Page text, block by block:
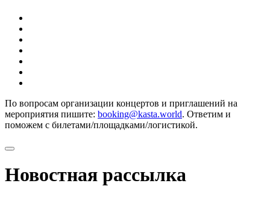
По вопросам организации концертов и приглашений на
мероприятия пишите: booking@kasta.world. Ответим и
поможем с билетами/площадками/логистикой.
Новостная рассылка